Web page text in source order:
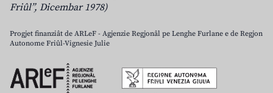
Friûl”, Dicembar 1978)
Progjet finanziât de ARLeF - Agjenzie Regjonâl pe Lenghe Furlane e de Regjon
Autonome Friûl-Vignesie Julie